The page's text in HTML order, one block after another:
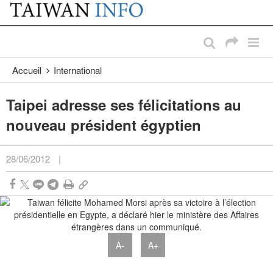
Passer au contenu principal
:::
Accueil International
Taipei adresse ses félicitations au
nouveau président égyptien
28/06/2012 |
A- A+